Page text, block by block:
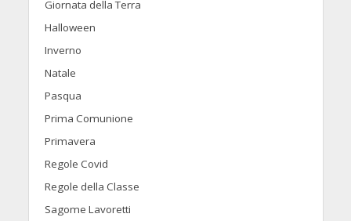
Giornata della Terra
Halloween
Inverno
Natale
Pasqua
Prima Comunione
Primavera
Regole Covid
Regole della Classe
Sagome Lavoretti